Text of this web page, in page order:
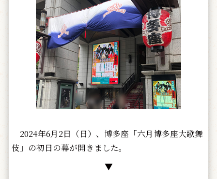
2024年6月2日（日）、博多座「六月博多座大歌舞
伎」の初日の幕が開きました。
▼